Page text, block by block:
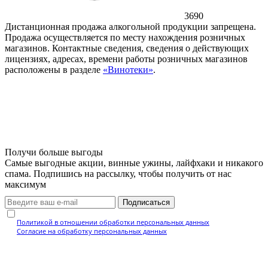
3690
Дистанционная продажа алкогольной продукции запрещена.
Продажа осуществляется по месту нахождения розничных
магазинов. Контактные сведения, сведения о действующих
лицензиях, адресах, времени работы розничных магазинов
расположены в разделе «Винотеки».
Получи больше выгоды
Самые выгодные акции, винные ужины, лайфхаки и никакого
спама. Подпишись на рассылку, чтобы получить от нас
максимум
Подписаться
Политикой в отношении обработки персональных данных
Согласие на обработку персональных данных